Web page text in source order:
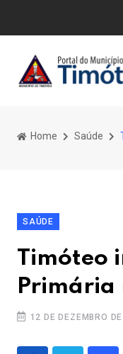
Home Saúde
SAÚDE
Timóteo
Primária
12 DE DEZEMBRO